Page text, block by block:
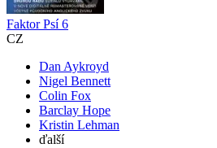
Faktor Psí 6
CZ
Dan Aykroyd
Nigel Bennett
Colin Fox
Barclay Hope
Kristin Lehman
ďalší